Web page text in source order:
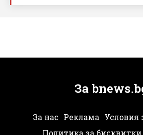
За
За нас Реклама Условия
Политика за бисквитки